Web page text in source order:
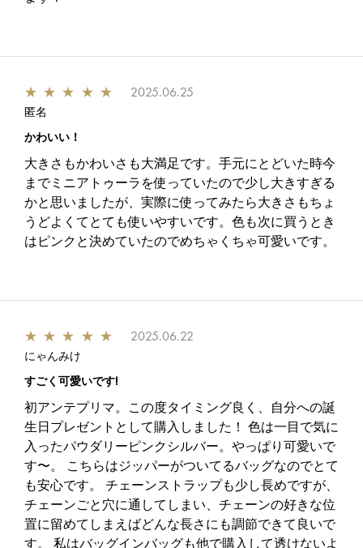
★ ★ ★ ★ ★ 2025.06.25
匿名
かわいい！
大きさもかわいさも大満足です。手元にとどいた時今
までミニアトゥーラを使っていたので少し大きすぎる
かと思いましたが、実際に使ってみたら大きさもちょ
うどよくてとても使いやすいです。色も次に買うとき
はピンクと決めていたのでめちゃくちゃ可愛いです。
★ ★ ★ ★ ★ 2025.06.22
にゃんみけ
すごく可愛いです!
初アンテプリマ。この度タイミング良く、自分への誕
生日プレゼントとして購入しました！ 色は一目で気に
入ったパウダリーピンクシルバー。やっぱり可愛いで
す〜。 こちらはジッパーがついてるバッグなのでとて
も安心です。 チェーンストラップも少し長めですが、
チェーンごと穴に通してしまい、チェーンの好きな位
置に留めてしまえばどんな長さにも調節できて良いで
す。 私はバッグインバッグも他で購入して透けないよ